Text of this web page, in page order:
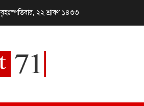
বৃহঃস্পতিবার, ২২ শ্রাবণ ১৪৩৩